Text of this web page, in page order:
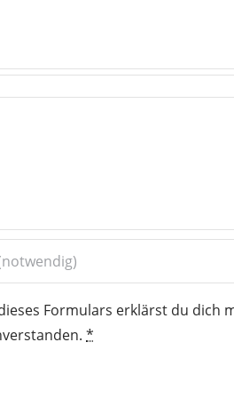
Formulars erklärst du dich
*